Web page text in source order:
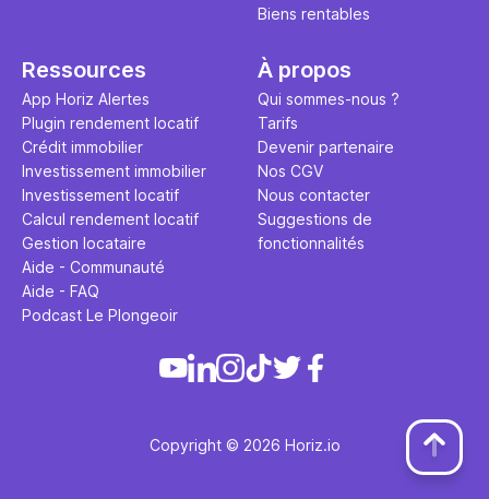
Biens rentables
Ressources
App Horiz Alertes
Plugin rendement locatif
Crédit immobilier
Investissement immobilier
Investissement locatif
Calcul rendement locatif
Gestion locataire
Aide - Communauté
Aide - FAQ
Podcast Le Plongeoir
À propos
Qui sommes-nous ?
Tarifs
Devenir partenaire
Nos CGV
Nous contacter
Suggestions de
fonctionnalités
Copyright © 2026 Horiz.io